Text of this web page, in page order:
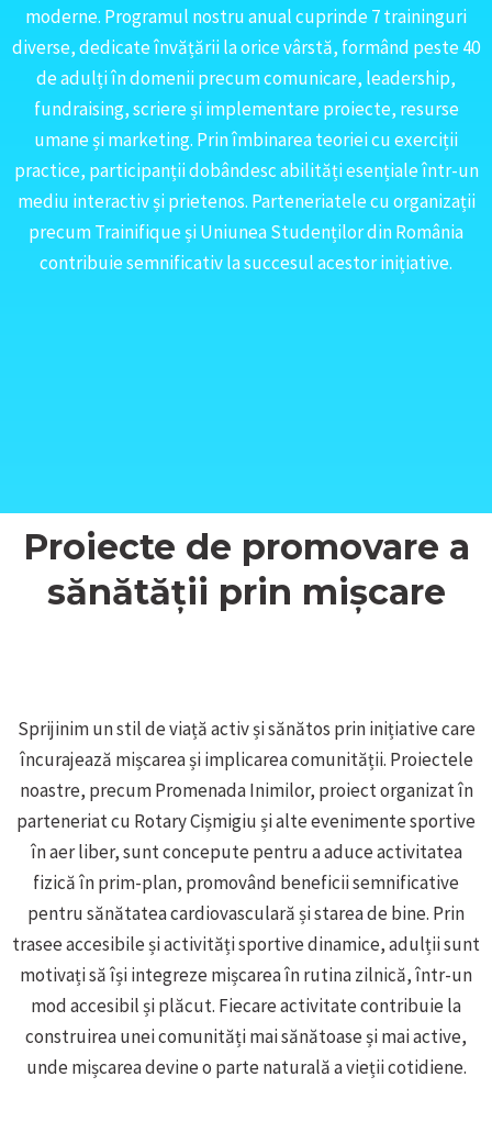
moderne. Programul nostru anual cuprinde 7 traininguri
diverse, dedicate învățării la orice vârstă, formând peste 40
de adulți în domenii precum comunicare, leadership,
fundraising, scriere și implementare proiecte, resurse
umane și marketing. Prin îmbinarea teoriei cu exerciții
practice, participanții dobândesc abilități esențiale într-un
mediu interactiv și prietenos. Parteneriatele cu organizații
precum Trainifique și Uniunea Studenților din România
contribuie semnificativ la succesul acestor inițiative.
Proiecte de promovare a
sănătății prin mișcare
Sprijinim un stil de viață activ și sănătos prin inițiative care
încurajează mișcarea și implicarea comunității. Proiectele
noastre, precum Promenada Inimilor, proiect organizat în
parteneriat cu Rotary Cișmigiu și alte evenimente sportive
în aer liber, sunt concepute pentru a aduce activitatea
fizică în prim-plan, promovând beneficii semnificative
pentru sănătatea cardiovasculară și starea de bine. Prin
trasee accesibile și activități sportive dinamice, adulții sunt
motivați să își integreze mișcarea în rutina zilnică, într-un
mod accesibil și plăcut. Fiecare activitate contribuie la
construirea unei comunități mai sănătoase și mai active,
unde mișcarea devine o parte naturală a vieții cotidiene.